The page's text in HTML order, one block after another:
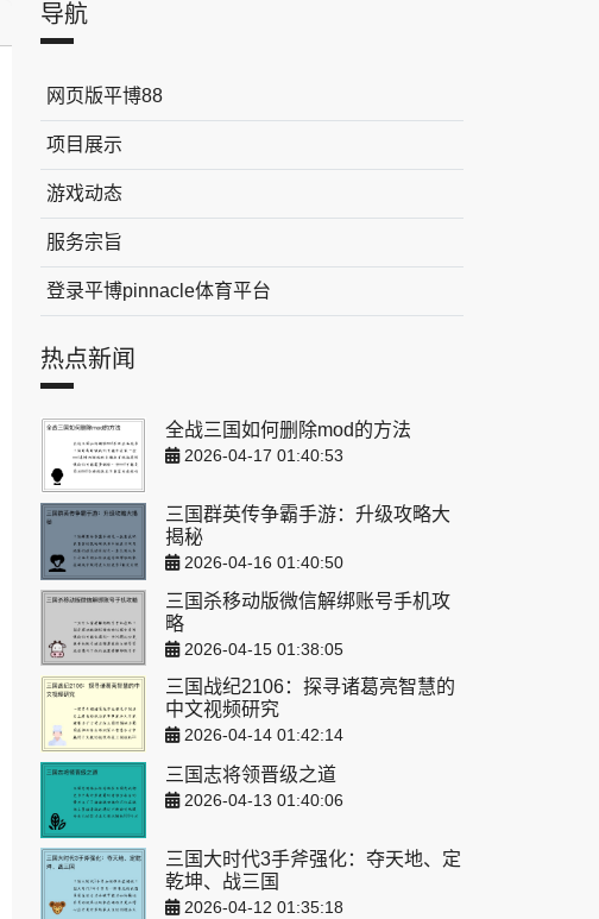
导航
网页版平博88
项目展示
游戏动态
服务宗旨
登录平博pinnacle体育平台
热点新闻
全战三国如何删除mod的方法
2026-04-17 01:40:53
三国群英传争霸手游：升级攻略大
揭秘
2026-04-16 01:40:50
三国杀移动版微信解绑账号手机攻
略
2026-04-15 01:38:05
三国战纪2106：探寻诸葛亮智慧的
中文视频研究
2026-04-14 01:42:14
三国志将领晋级之道
2026-04-13 01:40:06
三国大时代3手斧强化：夺天地、定
乾坤、战三国
2026-04-12 01:35:18